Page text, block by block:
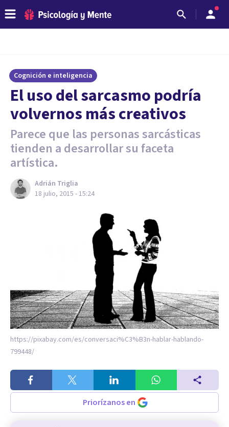
Cognición e inteligencia
​El uso del sarcasmo podría
volvernos más creativos
Parece que las personas sarcásticas
tienden a desarrollar su faceta
artística.
Adrián Triglia
18 julio, 2015 - 15:24
https://pixabay.com/es/conversaci%C3%B3n-hablar-hablando-
799448/
Priorízanos en